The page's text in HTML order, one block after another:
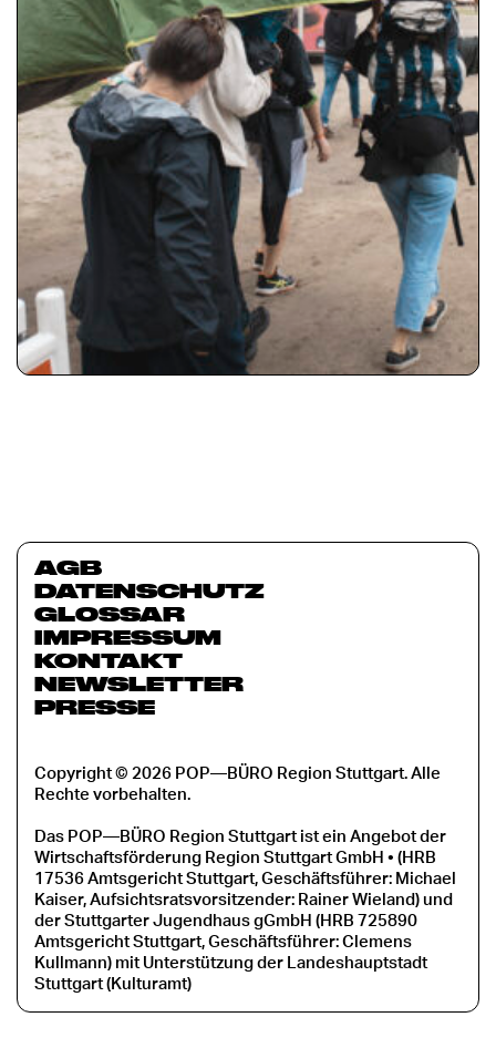
AGB
DATENSCHUTZ
GLOSSAR
IMPRESSUM
KONTAKT
NEWSLETTER
PRESSE
Copyright © 2026 POP—BÜRO Region Stuttgart. Alle
Rechte vorbehalten.
Das POP—BÜRO Region Stuttgart ist ein Angebot der
Wirtschaftsförderung Region Stuttgart GmbH • (HRB
17536 Amtsgericht Stuttgart, Geschäftsführer: Michael
Kaiser, Aufsichtsratsvorsitzender: Rainer Wieland) und
der Stuttgarter Jugendhaus gGmbH (HRB 725890
Amtsgericht Stuttgart, Geschäftsführer: Clemens
Kullmann) mit Unterstützung der Landeshauptstadt
Stuttgart (Kulturamt)